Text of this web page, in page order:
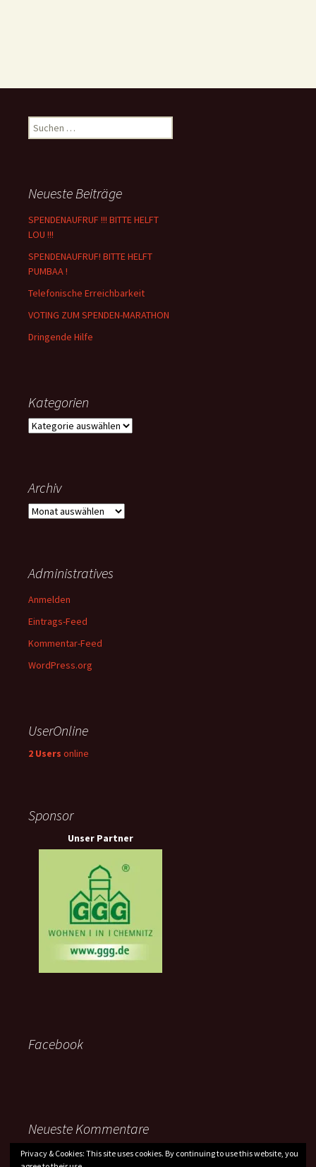
Suchen
nach:
Neueste Beiträge
SPENDENAUFRUF !!! BITTE HELFT
LOU !!!
SPENDENAUFRUF! BITTE HELFT
PUMBAA !
Telefonische Erreichbarkeit
VOTING ZUM SPENDEN-MARATHON
Dringende Hilfe
Kategorien
Kategorien
Archiv
Archiv
Administratives
Anmelden
Eintrags-Feed
Kommentar-Feed
WordPress.org
UserOnline
2 Users online
Sponsor
Unser Partner
Facebook
Neueste Kommentare
Privacy & Cookies: This site uses cookies. By continuing to use this website, you